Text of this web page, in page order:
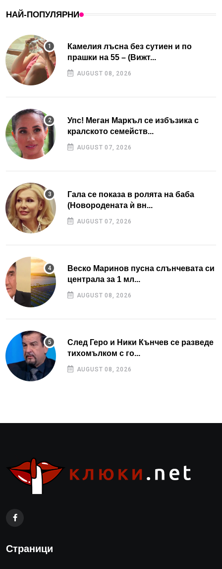
НАЙ-ПОПУЛЯРНИ
Камелия лъсна без сутиен и по
прашки на 55 – (Вижт...
AUGUST 08, 2026
Упс! Меган Маркъл се избъзика с
кралското семейств...
AUGUST 07, 2026
Гала се показа в ролята на баба
(Новородената ѝ вн...
AUGUST 07, 2026
Веско Маринов пусна слънчевата си
централа за 1 мл...
AUGUST 08, 2026
След Геро и Ники Кънчев се разведе
тихомълком с го...
AUGUST 08, 2026
Страници